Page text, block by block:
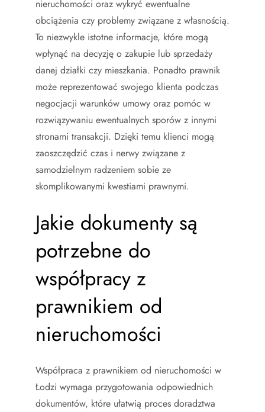
nieruchomości oraz wykryć ewentualne
obciążenia czy problemy związane z własnością.
To niezwykle istotne informacje, które mogą
wpłynąć na decyzję o zakupie lub sprzedaży
danej działki czy mieszkania. Ponadto prawnik
może reprezentować swojego klienta podczas
negocjacji warunków umowy oraz pomóc w
rozwiązywaniu ewentualnych sporów z innymi
stronami transakcji. Dzięki temu klienci mogą
zaoszczędzić czas i nerwy związane z
samodzielnym radzeniem sobie ze
skomplikowanymi kwestiami prawnymi.
Jakie dokumenty są
potrzebne do
współpracy z
prawnikiem od
nieruchomości
Współpraca z prawnikiem od nieruchomości w
Łodzi wymaga przygotowania odpowiednich
dokumentów, które ułatwią proces doradztwa